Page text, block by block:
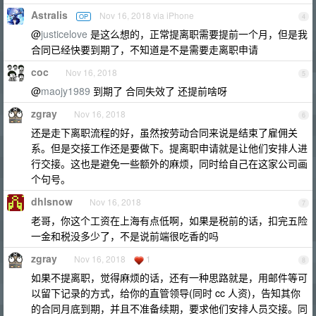
4
Astralis OP Nov 16, 2018 via iPhone
@justicelove 是这么想的，正常提离职需要提前一个月，但是我
合同已经快要到期了，不知道是不是需要走离职申请
5
coc Nov 16, 2018
@maojy1989 到期了 合同失效了 还提前啥呀
6
zgray Nov 16, 2018
还是走下离职流程的好，虽然按劳动合同来说是结束了雇佣关
系。但是交接工作还是要做下。提离职申请就是让他们安排人进
行交接。这也是避免一些额外的麻烦，同时给自己在这家公司画
个句号。
7
dhlsnow Nov 16, 2018
老哥，你这个工资在上海有点低啊，如果是税前的话，扣完五险
一金和税没多少了，不是说前端很吃香的吗
8
zgray Nov 16, 2018 1
如果不提离职，觉得麻烦的话，还有一种思路就是，用邮件等可
以留下记录的方式，给你的直管领导(同时 cc 人资)，告知其你
的合同月底到期，并且不准备续期，要求他们安排人员交接。同